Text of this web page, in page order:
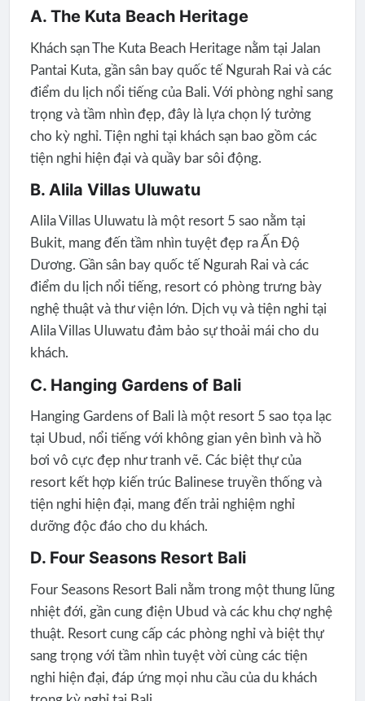
A. The Kuta Beach Heritage
Khách sạn The Kuta Beach Heritage nằm tại Jalan
Pantai Kuta, gần sân bay quốc tế Ngurah Rai và các
điểm du lịch nổi tiếng của Bali. Với phòng nghỉ sang
trọng và tầm nhìn đẹp, đây là lựa chọn lý tưởng
cho kỳ nghỉ. Tiện nghi tại khách sạn bao gồm các
tiện nghi hiện đại và quầy bar sôi động.
B. Alila Villas Uluwatu
Alila Villas Uluwatu là một resort 5 sao nằm tại
Bukit, mang đến tầm nhìn tuyệt đẹp ra Ấn Độ
Dương. Gần sân bay quốc tế Ngurah Rai và các
điểm du lịch nổi tiếng, resort có phòng trưng bày
nghệ thuật và thư viện lớn. Dịch vụ và tiện nghi tại
Alila Villas Uluwatu đảm bảo sự thoải mái cho du
khách.
C. Hanging Gardens of Bali
Hanging Gardens of Bali là một resort 5 sao tọa lạc
tại Ubud, nổi tiếng với không gian yên bình và hồ
bơi vô cực đẹp như tranh vẽ. Các biệt thự của
resort kết hợp kiến trúc Balinese truyền thống và
tiện nghi hiện đại, mang đến trải nghiệm nghỉ
dưỡng độc đáo cho du khách.
D. Four Seasons Resort Bali
Four Seasons Resort Bali nằm trong một thung lũng
nhiệt đới, gần cung điện Ubud và các khu chợ nghệ
thuật. Resort cung cấp các phòng nghỉ và biệt thự
sang trọng với tầm nhìn tuyệt vời cùng các tiện
nghi hiện đại, đáp ứng mọi nhu cầu của du khách